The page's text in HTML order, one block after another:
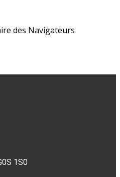
des Navigateurs
1S0